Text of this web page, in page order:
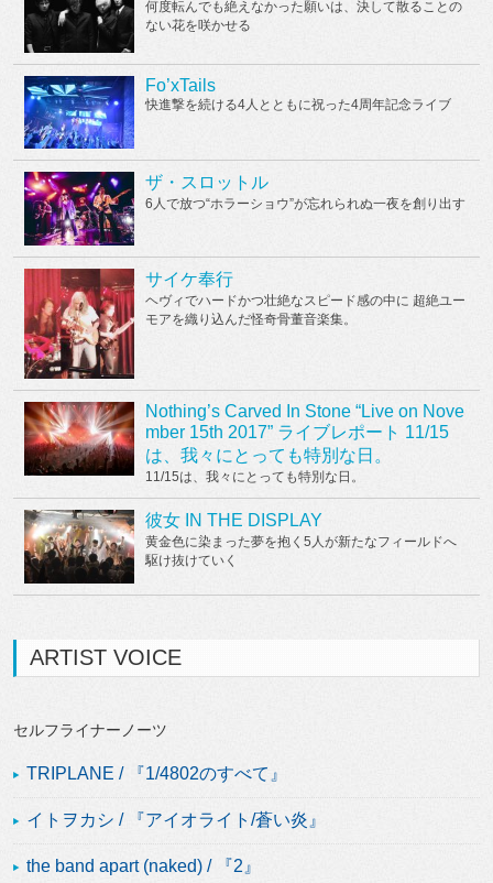
何度転んでも絶えなかった願いは、決して散ることの
ない花を咲かせる
Fo’xTails
快進撃を続ける4人とともに祝った4周年記念ライブ
ザ・スロットル
6人で放つ“ホラーショウ”が忘れられぬ一夜を創り出す
サイケ奉行
ヘヴィでハードかつ壮絶なスピード感の中に 超絶ユー
モアを織り込んだ怪奇骨董音楽集。
Nothing’s Carved In Stone “Live on Nove
mber 15th 2017” ライブレポート 11/15
は、我々にとっても特別な日。
11/15は、我々にとっても特別な日。
彼女 IN THE DISPLAY
黄金色に染まった夢を抱く5人が新たなフィールドへ
駆け抜けていく
ARTIST VOICE
セルフライナーノーツ
TRIPLANE / 『1/4802のすべて』
イトヲカシ / 『アイオライト/蒼い炎』
the band apart (naked) / 『2』